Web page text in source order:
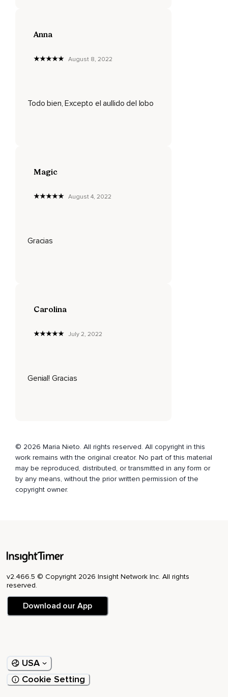
Anna
August 8, 2022
Todo bien, Excepto el aullido del lobo
Magic
August 4, 2022
Gracias
Carolina
July 2, 2022
Genial! Gracias
© 2026 Maria Nieto. All rights reserved. All copyright in this
work remains with the original creator. No part of this material
may be reproduced, distributed, or transmitted in any form or
by any means, without the prior written permission of the
copyright owner.
v2.466.5 © Copyright 2026 Insight Network Inc. All rights
reserved.
Download our App
USA
Cookie Setting